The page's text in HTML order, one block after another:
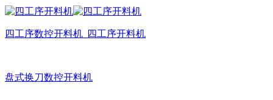
四工序数控开料机_四工序开料机
盘式换刀数控开料机